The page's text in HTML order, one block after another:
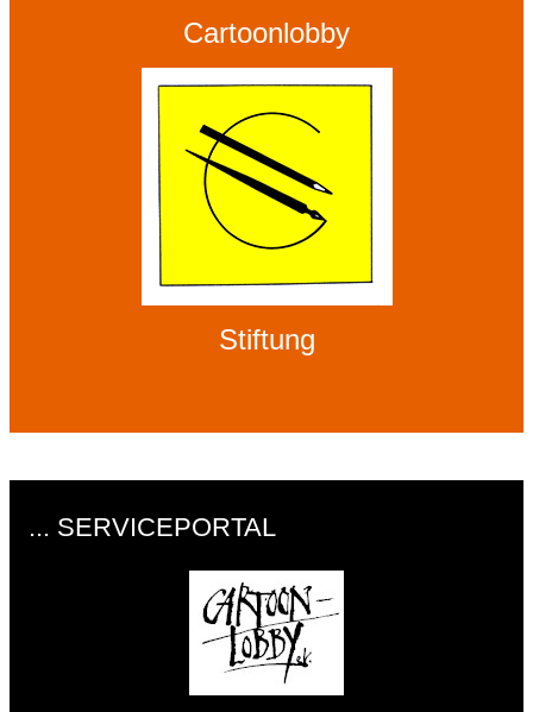
Cartoonlobby
Stiftung
... SERVICEPORTAL